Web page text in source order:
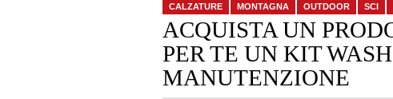
CALZATURE MONTAGNA OUTDOOR SCI
ACQUISTA UN
PER TE UN KIT
MANUTENZIONE